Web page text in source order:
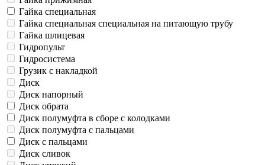
Гайка специальная
Гайка специальная специальная на питающую трубу
Гайка шлицевая
Гидропульт
Гидросистема
Грузик с накладкой
Диск
Диск напорный
Диск обрата
Диск полумуфта в сборе с колодками
Диск полумуфта с пальцами
Диск с пальцами
Диск сливок